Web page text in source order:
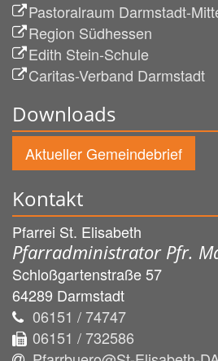
Pastoralraum Darmstadt-
Region Südhessen
Edith Stein-Schule
Caritas-Verband Darmstadt
Downloads
Aktueller Gemeindebrief
Kontakt
Pfarrei St. Elisabeth
Pfarradministrator Pfr.
Schloßgartenstraße 57
64289 Darmstadt
06151 / 74747
06151 / 732586